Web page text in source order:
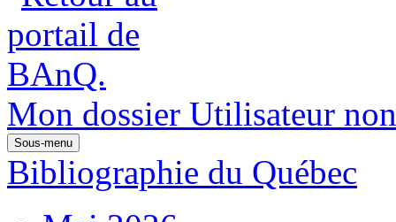
Mon dossier Utilisateur
Sous-menu
Bibliographie du Québec